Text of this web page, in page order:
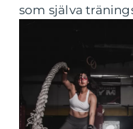
som själva